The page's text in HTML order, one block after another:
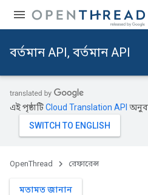
বর্তমান API, বর্তমান API
এই পৃষ্ঠাটিCloud Translation API
OpenThread রেফারেন্স
মতামত জানান